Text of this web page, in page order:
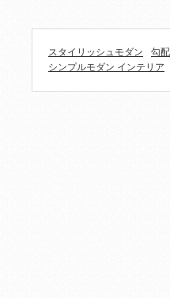
スタイリッシュモダン 勾
シンプルモダン インテリア